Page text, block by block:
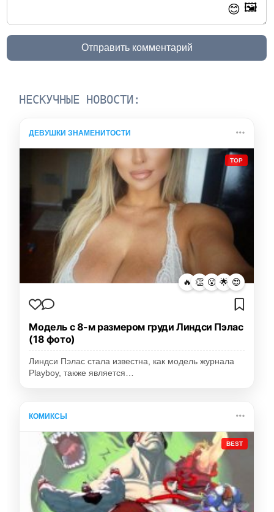
😊 🖼️
Отправить комментарий
НЕСКУЧНЫЕ НОВОСТИ:
ДЕВУШКИ ЗНАМЕНИТОСТИ
TOP
🔥 👏 😮 🌟 😍
Модель с 8-м размером груди Линдси Пэлас
(18 фото)
Линдси Пэлас стала известна, как модель журнала
Playboy, также является…
КОМИКСЫ
BEST